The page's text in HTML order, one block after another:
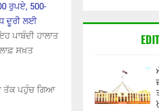
ਰੁਪਏ, 500-
ਦੂਰੀ ਲਈ
ਪਾਬੰਦੀ ਹਾਲਾਤ
ਸਖ਼ਤ
ਤੱਕ ਪਹੁੰਚ ਗਿਆ